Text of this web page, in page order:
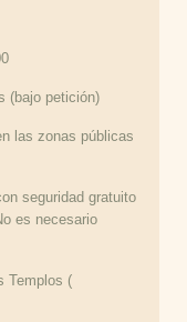
(bajo petición)
las zonas públicas
seguridad gratuito
es necesario
Templos (